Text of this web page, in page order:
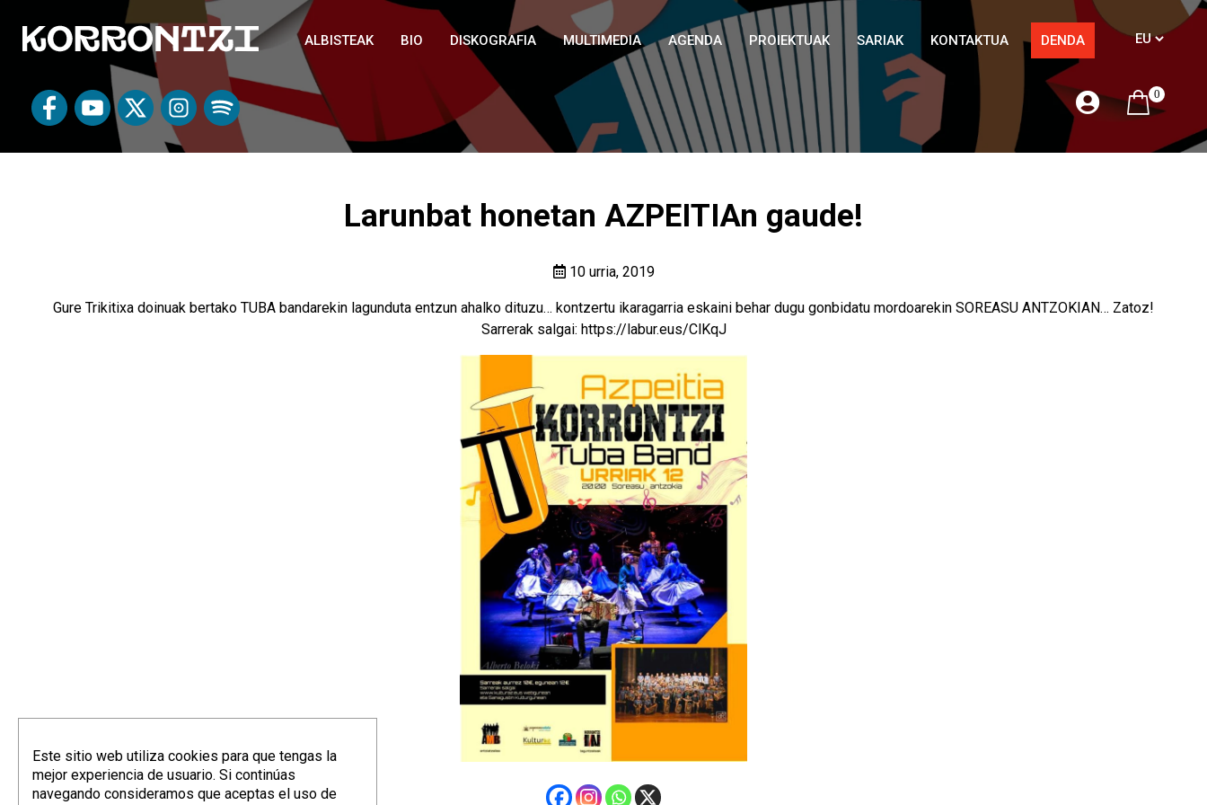
ALBISTEAK BIO DISKOGRAFIA MULTIMEDIA AGENDA PROIEKTUAK SARIAK KONTAKTUA DENDA
0
Larunbat honetan AZPEITIAn gaude!
10 urria, 2019
Gure Trikitixa doinuak bertako TUBA bandarekin lagunduta entzun ahalko dituzu… kontzertu ikaragarria eskaini behar dugu gonbidatu mordoarekin SOREASU ANTZOKIAN… Zatoz!
Sarrerak salgai: https://labur.eus/ClKqJ
Este sitio web utiliza cookies para que tengas la
mejor experiencia de usuario. Si continúas
navegando consideramos que aceptas el uso de